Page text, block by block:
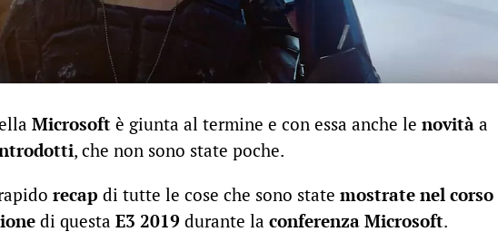
Microsoft è giunta al termine e con essa anche le novità a
, che non sono state poche.
recap di tutte le cose che sono state mostrate nel corso
di questa E3 2019 durante la conferenza Microsoft.